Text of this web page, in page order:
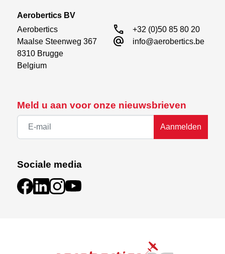
Meld u aan voor onze nieuwsbrieven
Aanmelden
Sociale media
Aerobertics BV
Aerobertics
Maalse Steenweg 367
8310 Brugge
Belgium
call +32 (0)50 85 80 20
alternate_email info@aerobertics.be